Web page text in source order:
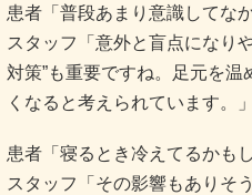
患者「普段あまり意識してな
スタッフ「意外と盲点になり
対策”も重要ですね。足元を
くなると考えられています。」
患者「寝るとき冷えてるかも
スタッフ「その影響もありそ